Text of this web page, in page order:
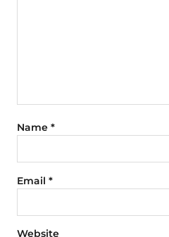
Name *
Email *
Website